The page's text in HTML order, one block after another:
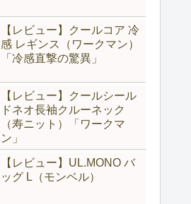
【レビュー】クールコア 冷
感 レギンス（ワークマン）
「冷感直撃の驚異」
【レビュー】クールシール
ドネオ長袖クルーネック
（寿ニット）「ワークマ
ン」
【レビュー】UL.MONO バ
ッグ L（モンベル）